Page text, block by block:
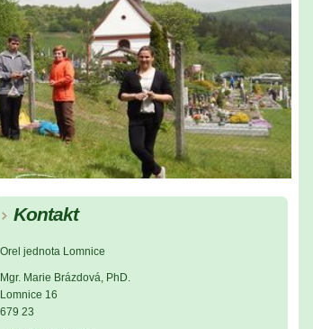
Kontakt
Orel jednota Lomnice
Mgr. Marie Brázdová, PhD.
Lomnice 16
679 23